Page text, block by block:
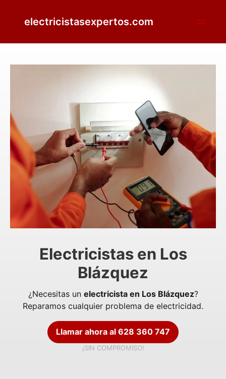
electricistasexpertos.com
Electricistas en Los
Blázquez
¿Necesitas un electricista en Los Blázquez?
Reparamos cualquier problema de electricidad.
Llamar ahora al 628 360 747
¡SIN COMPROMISO!